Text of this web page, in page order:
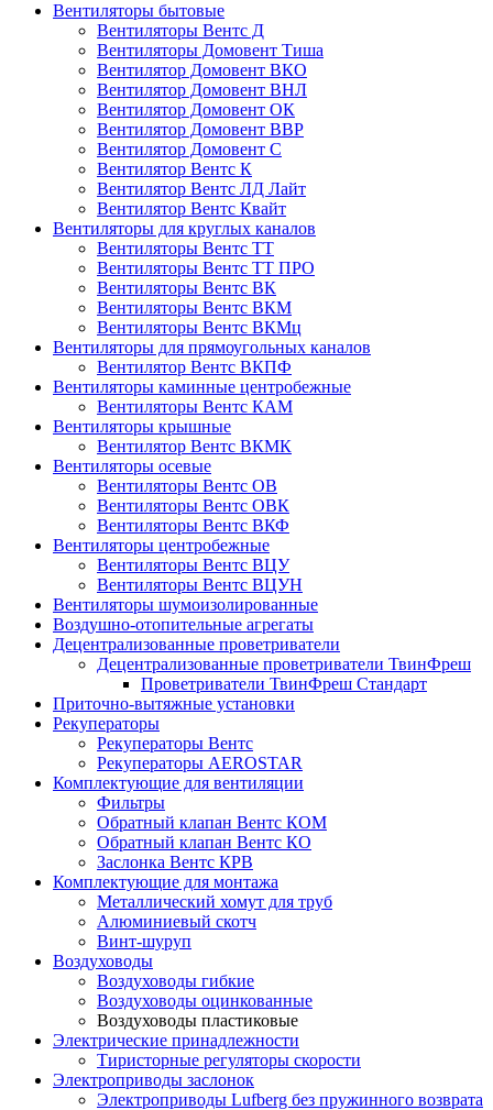
Вентиляторы бытовые
Вентиляторы Вентс Д
Вентиляторы Домовент Тиша
Вентилятор Домовент ВКО
Вентилятор Домовент ВНЛ
Вентилятор Домовент ОК
Вентилятор Домовент ВВР
Вентилятор Домовент С
Вентилятор Вентс К
Вентилятор Вентс ЛД Лайт
Вентилятор Вентс Квайт
Вентиляторы для круглых каналов
Вентиляторы Вентс ТТ
Вентиляторы Вентс ТТ ПРО
Вентиляторы Вентс ВК
Вентиляторы Вентс ВКМ
Вентиляторы Вентс ВКМц
Вентиляторы для прямоугольных каналов
Вентилятор Вентс ВКПФ
Вентиляторы каминные центробежные
Вентиляторы Вентс КАМ
Вентиляторы крышные
Вентилятор Вентс ВКМК
Вентиляторы осевые
Вентиляторы Вентс ОВ
Вентиляторы Вентс ОВК
Вентиляторы Вентс ВКФ
Вентиляторы центробежные
Вентиляторы Вентс ВЦУ
Вентиляторы Вентс ВЦУН
Вентиляторы шумоизолированные
Воздушно-отопительные агрегаты
Децентрализованные проветриватели
Децентрализованные проветриватели ТвинФреш
Проветриватели ТвинФреш Стандарт
Приточно-вытяжные установки
Рекуператоры
Рекуператоры Вентс
Рекуператоры AEROSTAR
Комплектующие для вентиляции
Фильтры
Обратный клапан Вентс КОМ
Обратный клапан Вентс КО
Заслонка Вентс КРВ
Комплектующие для монтажа
Металлический хомут для труб
Алюминиевый скотч
Винт-шуруп
Воздуховоды
Воздуховоды гибкие
Воздуховоды оцинкованные
Воздуховоды пластиковые
Электрические принадлежности
Тиристорные регуляторы скорости
Электроприводы заслонок
Электроприводы Lufberg без пружинного возврата